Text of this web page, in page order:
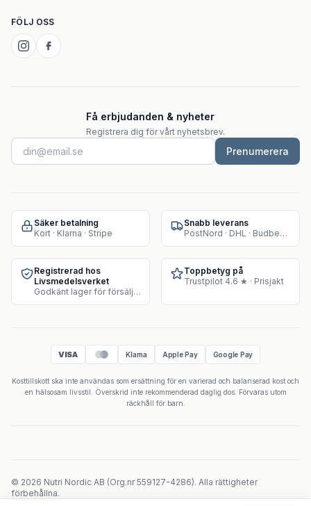
FÖLJ OSS
Få erbjudanden & nyheter
Registrera dig för vårt nyhetsbrev.
Prenumerera
Säker betalning
Kort · Klarna · Stripe
Snabb leverans
PostNord · DHL · Budbee · Instabox
Registrerad hos
Livsmedelsverket
Godkänt lager för försäljning av kosttillskott
Toppbetyg på
Trustpilot 4.6 ★ · Prisjakt
VISA Klarna Apple Pay Google Pay
Kosttillskott ska inte användas som ersättning för en varierad och balanserad kost och
en hälsosam livsstil. Överskrid inte rekommenderad daglig dos. Förvaras utom
räckhåll för barn.
© 2026 Nutri Nordic AB (Org.nr 559127-4286). Alla rättigheter
förbehållna.